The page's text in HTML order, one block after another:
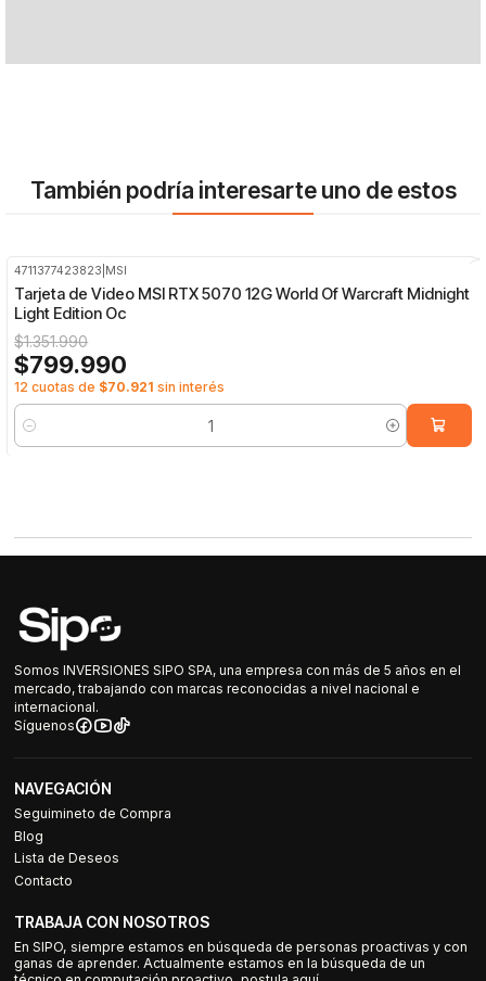
También podría interesarte uno de estos
4711377423823 MSI
Tarjeta de Video MSI RTX 5070 12G World Of Warcraft Midnight
Light Edition Oc
$1.351.990
$799.990
12 cuotas de $70.921 sin interés
Cantidad
Somos INVERSIONES SIPO SPA, una empresa con más de 5 años en el
mercado, trabajando con marcas reconocidas a nivel nacional e
internacional.
Síguenos
NAVEGACIÓN
Seguimineto de Compra
Blog
Lista de Deseos
Contacto
TRABAJA CON NOSOTROS
En SIPO, siempre estamos en búsqueda de personas proactivas y con
ganas de aprender. Actualmente estamos en la búsqueda de un